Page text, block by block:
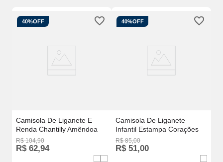
40%OFF
Camisola De Liganete E
Renda Chantilly Amêndoa
R$ 104,90
R$ 62,94
40%OFF
Camisola De Liganete
Infantil Estampa Corações
R$ 85,00
R$ 51,00